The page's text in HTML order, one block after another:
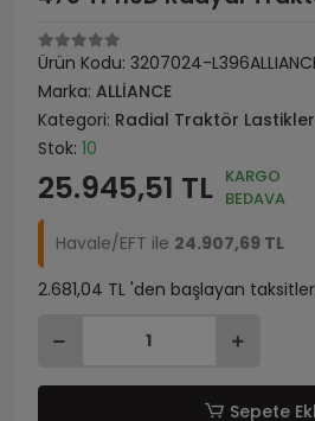
Ürün Kodu: 3207024-
Marka: ALLİANCE
Kategori: Radial Traktör
Stok: 10
25.945,51 TL KARGO
BEDAVA
Havale/EFT ile 24.907,69 TL
2.681,04 TL 'den başlayan
Sepete